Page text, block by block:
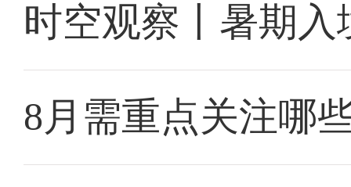
时空观察丨暑期入
8月需重点关注哪